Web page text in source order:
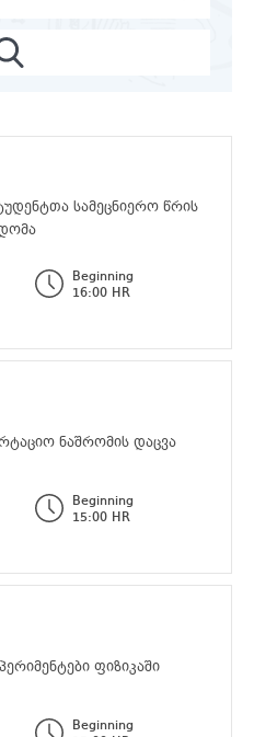
სამეცნიერო წრის
Beginning
16:00 HR
ნაშრომის დაცვა
Beginning
15:00 HR
ფიზიკაში
Beginning